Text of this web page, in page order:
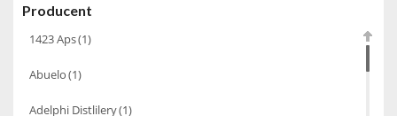
0.35(53)
0.375 (28)
0.5(213)
Producent
1423 Aps(1)
Abuelo(1)
Adelphi Distlilery(1)